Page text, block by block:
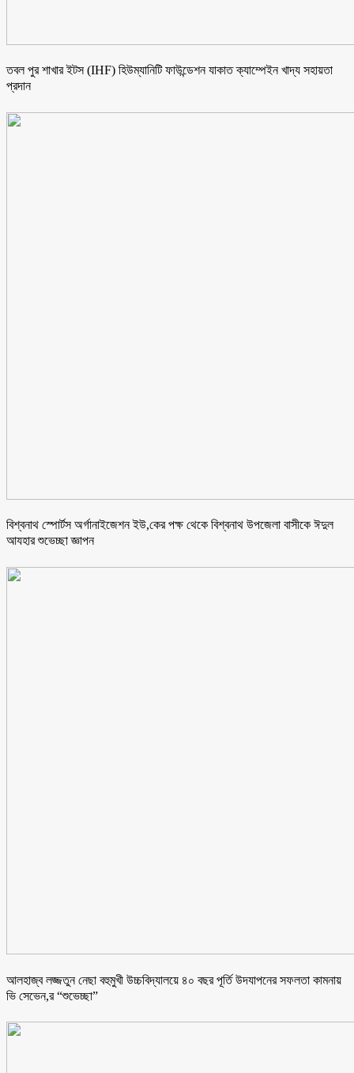
তবল পুর শাখার ইটস (IHF) হিউম্যানিটি ফাউন্ডেশন যাকাত ক্যাম্পেইন খাদ্য সহায়তা
প্রদান
বিশ্বনাথ স্পোর্টস অর্গানাইজেশন ইউ,কের পক্ষ থেকে বিশ্বনাথ উপজেলা বাসীকে ঈদুল
আযহার শুভেচ্ছা জ্ঞাপন
আলহাজ্ব লজ্জতুন নেছা বহুমুখী উচ্চবিদ্যালয়ে ৪০ বছর পূর্তি উদযাপনের সফলতা কামনায়
ভি সেভেন,র “শুভেচ্ছা”